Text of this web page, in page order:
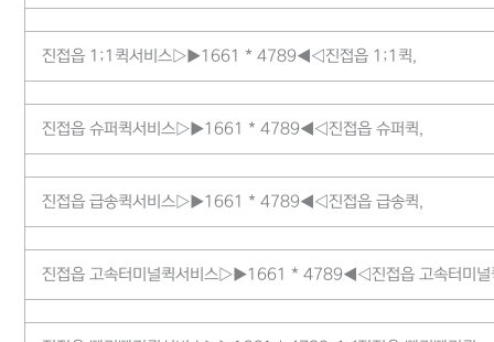
진접읍 1;1퀵서비스▷▶1661 * 4789◀◁진접읍 1;1퀵,
진접읍 슈퍼퀵서비스▷▶1661 * 4789◀◁진접읍 슈퍼퀵,
진접읍 급송퀵서비스▷▶1661 * 4789◀◁진접읍 급송퀵,
진접읍 고속터미널퀵서비스▷▶1661 * 4789◀◁진접읍 고속터미널